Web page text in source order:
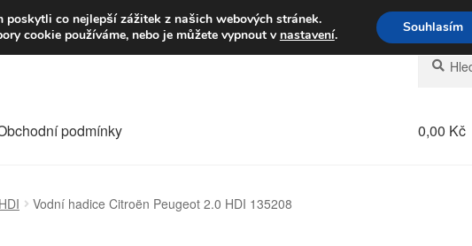
Volejte po-pá 9-16 704
Hledat:
Hledat
podmínky 0,00 Kč
Vodní hadice Citroën Peugeot 2.0 HDI 135208
poskytli co nejlepší zážitek z našich webových stránek.
cookie používáme, nebo je můžete vypnout v nastavení. Souhlasím